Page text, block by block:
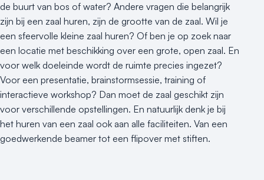
de buurt van bos of water? Andere vragen die belangrijk
zijn bij een zaal huren, zijn de grootte van de zaal. Wil je
een sfeervolle kleine zaal huren? Of ben je op zoek naar
een locatie met beschikking over een grote, open zaal. En
voor welk doeleinde wordt de ruimte precies ingezet?
Voor een presentatie, brainstormsessie, training of
interactieve workshop? Dan moet de zaal geschikt zijn
voor verschillende opstellingen. En natuurlijk denk je bij
het huren van een zaal ook aan alle faciliteiten. Van een
goedwerkende beamer tot een flipover met stiften.